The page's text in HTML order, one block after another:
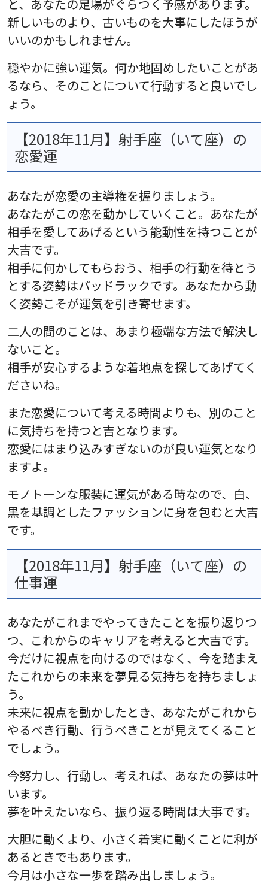
と、あなたの足場がぐらつく予感があります。
新しいものより、古いものを大事にしたほうが
いいのかもしれません。
穏やかに強い運気。何か地固めしたいことがあ
るなら、そのことについて行動すると良いでし
ょう。
【2018年11月】射手座（いて座）の
恋愛運
あなたが恋愛の主導権を握りましょう。
あなたがこの恋を動かしていくこと。あなたが
相手を愛してあげるという能動性を持つことが
大吉です。
相手に何かしてもらおう、相手の行動を待とう
とする姿勢はバッドラックです。あなたから動
く姿勢こそが運気を引き寄せます。
二人の間のことは、あまり極端な方法で解決し
ないこと。
相手が安心するような着地点を探してあげてく
ださいね。
また恋愛について考える時間よりも、別のこと
に気持ちを持つと吉となります。
恋愛にはまり込みすぎないのが良い運気となり
ますよ。
モノトーンな服装に運気がある時なので、白、
黒を基調としたファッションに身を包むと大吉
です。
【2018年11月】射手座（いて座）の
仕事運
あなたがこれまでやってきたことを振り返りつ
つ、これからのキャリアを考えると大吉です。
今だけに視点を向けるのではなく、今を踏まえ
たこれからの未来を夢見る気持ちを持ちましょ
う。
未来に視点を動かしたとき、あなたがこれから
やるべき行動、行うべきことが見えてくること
でしょう。
今努力し、行動し、考えれば、あなたの夢は叶
います。
夢を叶えたいなら、振り返る時間は大事です。
大胆に動くより、小さく着実に動くことに利が
あるときでもあります。
今月は小さな一歩を踏み出しましょう。